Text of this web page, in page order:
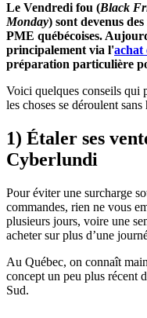
Le Vendredi fou (Black
Monday) sont devenus
PME québécoises.
principalement via l'achat
préparation particulière
Voici quelques conseils qui
les choses se déroulent
1) Étaler ses
Cyberlundi
Pour éviter une surcharge
commandes, rien ne vous
plusieurs jours, voire une
acheter sur plus d’une
Au Québec, on connaît
concept un peu plus récent
Sud.